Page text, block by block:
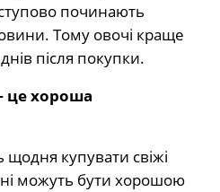
починають
Тому овочі краще
після покупки.
це хороша
щодня купувати свіжі
можуть бути хорошою